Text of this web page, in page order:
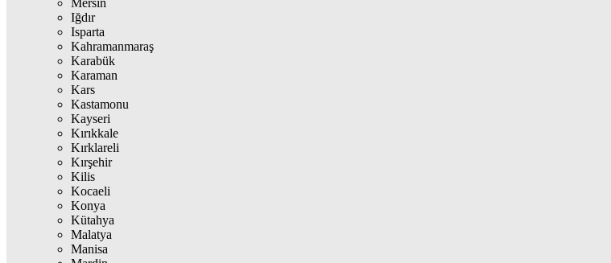
Mersin
Iğdır
Isparta
Kahramanmaraş
Karabük
Karaman
Kars
Kastamonu
Kayseri
Kırıkkale
Kırklareli
Kırşehir
Kilis
Kocaeli
Konya
Kütahya
Malatya
Manisa